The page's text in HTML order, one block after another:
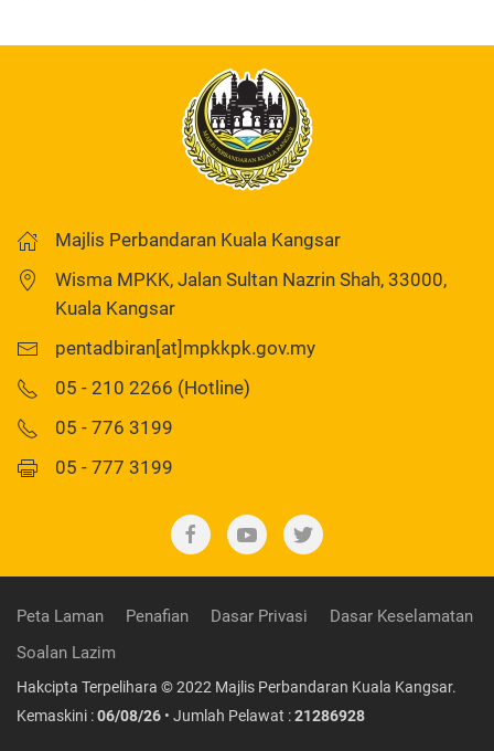
Majlis Perbandaran Kuala Kangsar
Wisma MPKK, Jalan Sultan Nazrin Shah, 33000,
Kuala Kangsar
pentadbiran[at]mpkkpk.gov.my
05 - 210 2266 (Hotline)
05 - 776 3199
05 - 777 3199
Peta Laman Penafian Dasar Privasi
Dasar Keselamatan
Soalan Lazim
Hakcipta Terpelihara © 2022 Majlis Perbandaran Kuala Kangsar.
Kemaskini :06/08/26 • Jumlah Pelawat :21286928